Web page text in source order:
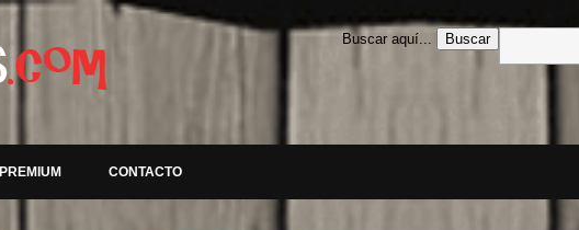
Buscar aquí...
PREMIUM CONTACTO